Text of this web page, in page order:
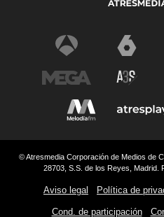
© Atresmedia Corporación de Medios de
28703, S.S. de los Reyes, Madrid.
Aviso legal Política de
Cond. de participación